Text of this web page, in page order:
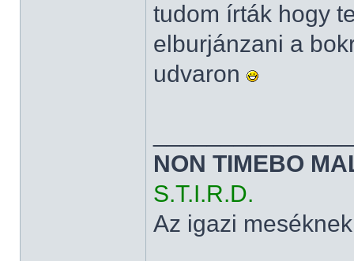
tudom írták hogy
elburjánzani a
udvaron
NON TIMEBO
S.T.I.R.D.
Az igazi